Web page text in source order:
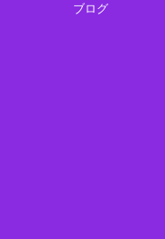
ブログ